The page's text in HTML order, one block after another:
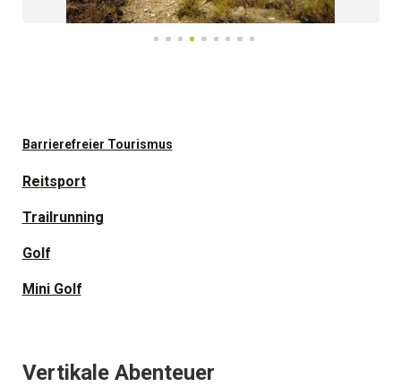
Barrierefreier Tourismus
Reitsport
Trailrunning
Golf
Mini Golf
Vertikale Abenteuer